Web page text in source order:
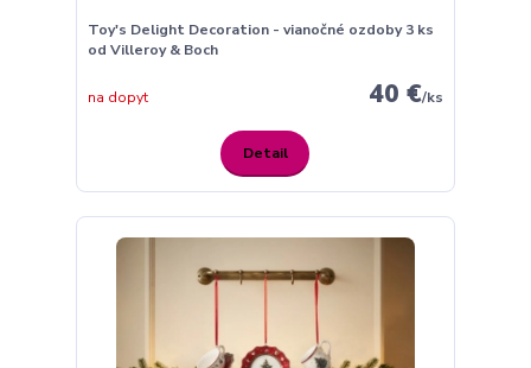
Toy's Delight Decoration - vianočné ozdoby 3 ks
od Villeroy & Boch
40 €/ks
na dopyt
Detail